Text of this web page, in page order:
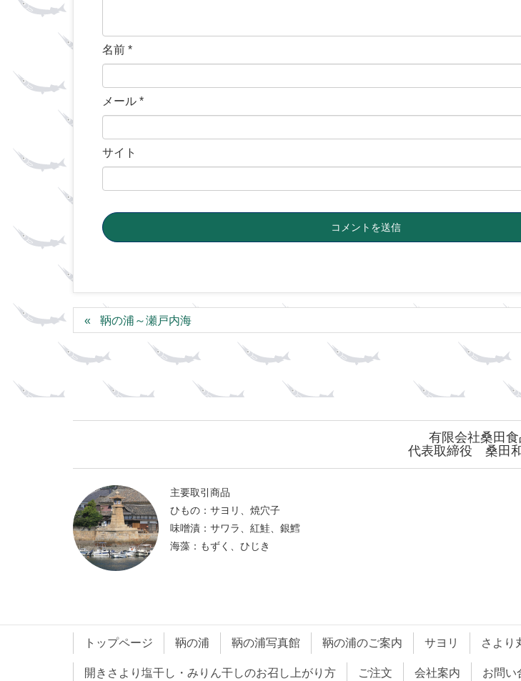
名前 *
メール *
サイト
鞆の浦～瀬戸内海
有限会社桑田食
代表取締役 桑田
主要取引商品
ひもの：サヨリ、焼穴子
味噌漬：サワラ、紅鮭、銀鱈
海藻：もずく、ひじき
トップページ 鞆の浦 鞆の浦写真館 鞆の浦のご案内 サヨリ さより
開きさより塩干し・みりん干しのお召し上がり方 ご注文 会社案内 お問い